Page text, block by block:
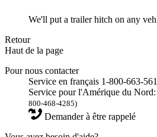
We'll put a trailer hitch on any
Retour
Haut de la page
Pour nous contacter
Service en français 1-800-663-
Service pour l'Amérique du
800-468-4285)
Demander à être rappelé